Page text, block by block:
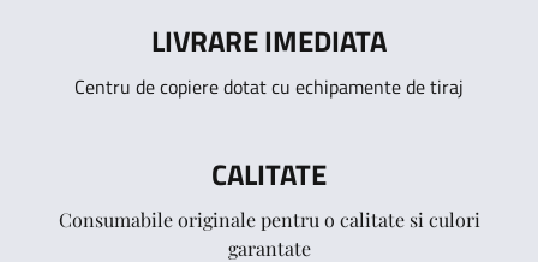
LIVRARE IMEDIATA
Centru de copiere dotat cu echipamente de tiraj
CALITATE
Consumabile originale pentru o calitate si culori
garantate